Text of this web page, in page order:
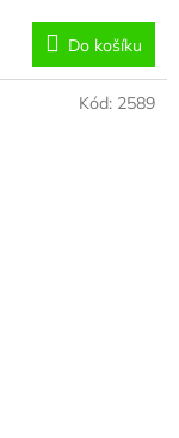
Do košíku
Kód: 2589